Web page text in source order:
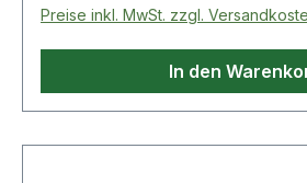
Preise inkl. MwSt. zzgl.
In den